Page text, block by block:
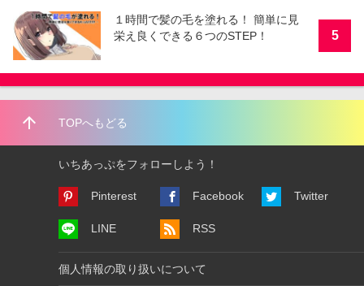
１時間で髪の毛を塗れる！ 簡単に見
栄え良くできる６つのSTEP！
5
arrow_upward TOPへもどる
いちあっぷをフォローしよう！
Pinterest Facebook Twitter
LINE RSS
個人情報の取り扱いについて